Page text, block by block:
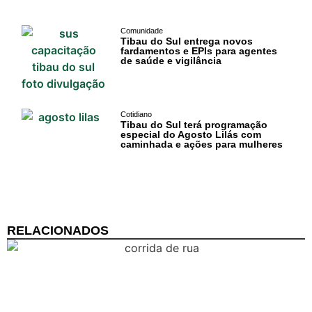
Comunidade
Tibau do Sul entrega novos
fardamentos e EPIs para agentes
de saúde e vigilância
Cotidiano
Tibau do Sul terá programação
especial do Agosto Lilás com
caminhada e ações para mulheres
RELACIONADOS